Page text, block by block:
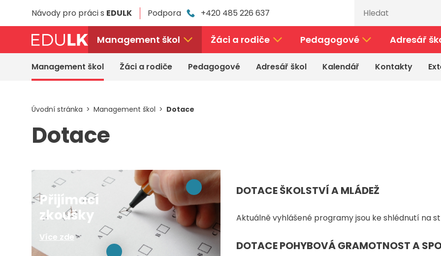
Návody pro práci s EDULK Podpora +420 485 226 637
Management škol Žáci a rodiče Pedagogové Adresář
Management škol Žáci a rodiče Pedagogové Adresář škol Kalendář Kontakty
Úvodní stránka Management škol Dotace
Dotace
DOTACE ŠKOLSTVÍ A MLÁDEŽ
Aktuálně vyhlášené programy jsou ke shlédnutí na
DOTACE POHYBOVÁ GRAMOTNOST A
Přijímací
zkoušky
Více zde